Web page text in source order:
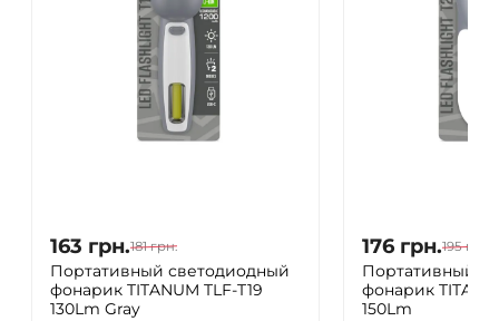
163 грн.181 грн.
Портативный светодиодный
фонарик TITANUM TLF-T19
130Lm Gray
176 грн.195 грн.
Портативный
фонарик
150Lm